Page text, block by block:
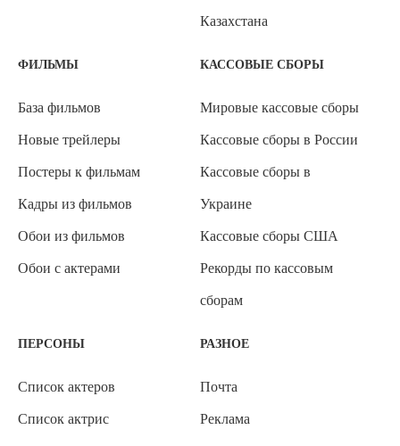
Казахстана
ФИЛЬМЫ
База фильмов
Новые трейлеры
Постеры к фильмам
Кадры из фильмов
Обои из фильмов
Обои с актерами
КАССОВЫЕ СБОРЫ
Мировые кассовые сборы
Кассовые сборы в России
Кассовые сборы в
Украине
Кассовые сборы США
Рекорды по кассовым
сборам
ПЕРСОНЫ
Список актеров
Список актрис
РАЗНОЕ
Почта
Реклама